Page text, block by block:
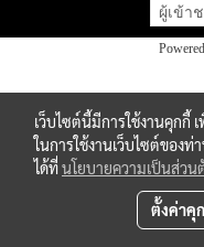
ผู้เข้า
เว็บไซต์นี้มีการใช้งานคุก
ในการใช้งานเว็บไซต์ของ
ได้ที่นโยบายความเป็นส่วน
ตั้งค่าคุ